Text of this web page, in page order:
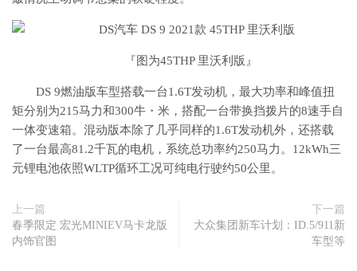
『图为45THP 里沃利版』
DS 9燃油版车型搭载一台1.6T发动机，最大功率和峰值扭
矩分别为215马力和300牛・米，搭配一台带换挡拨片的8速手自
一体变速箱。混动版本除了几乎同样的1.6T发动机外，还搭载
了一台最高81.2千瓦的电机，系统总功率约250马力。12kWh三
元锂电池依照WLTP循环工况可纯电行驶约50公里。
上一篇
春季限定 宏光MINIEV马卡龙版
内饰官图
下一篇
大众集团新车计划：ID.5/911新
车型等